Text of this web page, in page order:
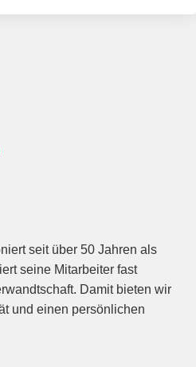
seit über 50 Jahren als
seine Mitarbeiter fast
Damit bieten wir
und einen persönlichen